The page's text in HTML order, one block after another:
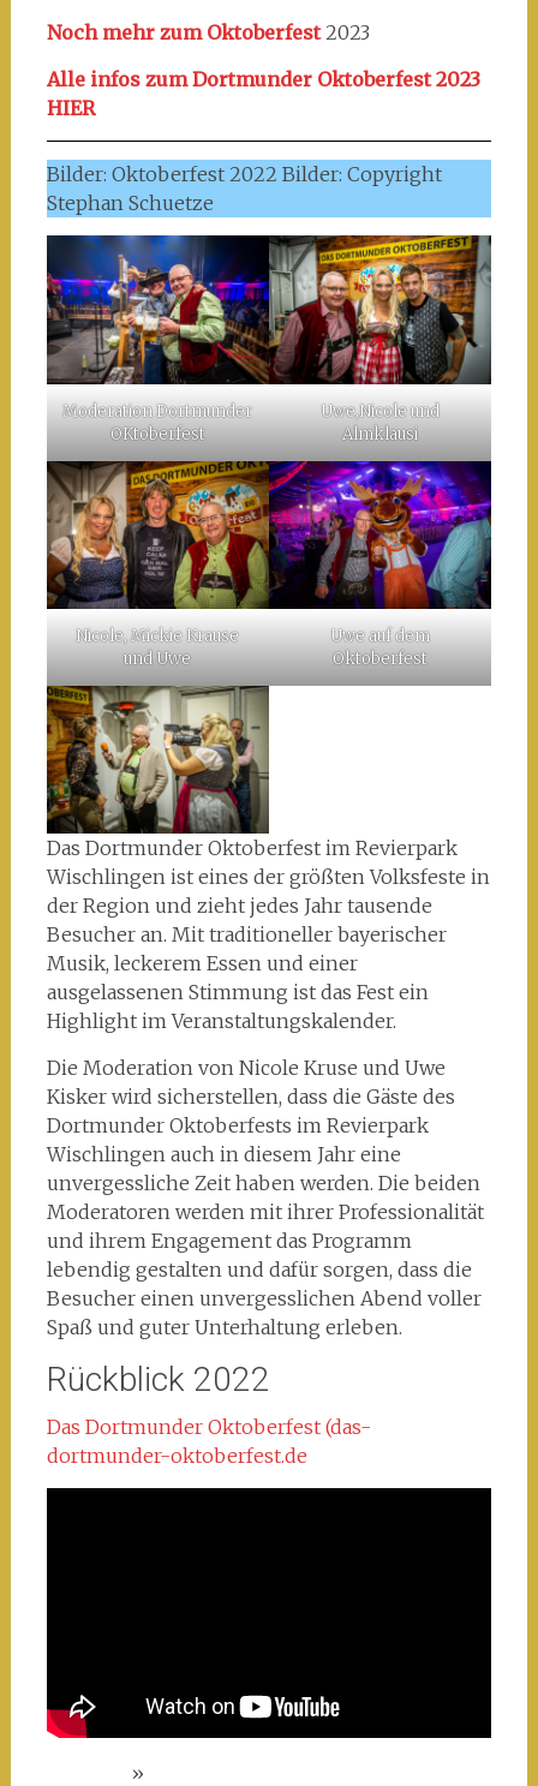
Noch mehr zum Oktoberfest2023
Alle infos zum Dortmunder Oktoberfest 2023
HIER
Bilder: Oktoberfest 2022 Bilder: Copyright
Stephan Schuetze
Moderation Dortmunder
OKtoberfest
Uwe,Nicole und
Almklausi
Nicole, Mickie Krause
und Uwe
Uwe auf dem
Oktoberfest
Das Dortmunder Oktoberfest im Revierpark
Wischlingen ist eines der größten Volksfeste in
der Region und zieht jedes Jahr tausende
Besucher an. Mit traditioneller bayerischer
Musik, leckerem Essen und einer
ausgelassenen Stimmung ist das Fest ein
Highlight im Veranstaltungskalender.
Die Moderation von Nicole Kruse und Uwe
Kisker wird sicherstellen, dass die Gäste des
Dortmunder Oktoberfests im Revierpark
Wischlingen auch in diesem Jahr eine
unvergessliche Zeit haben werden. Die beiden
Moderatoren werden mit ihrer Professionalität
und ihrem Engagement das Programm
lebendig gestalten und dafür sorgen, dass die
Besucher einen unvergesslichen Abend voller
Spaß und guter Unterhaltung erleben.
Rückblick 2022
Das Dortmunder Oktoberfest (das-
dortmunder-oktoberfest.de
»